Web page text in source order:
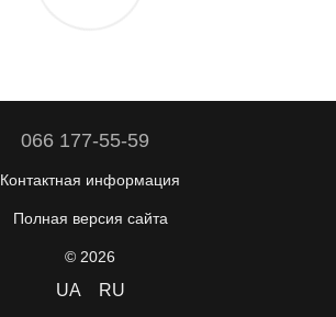
066 177-55-59
Контактная информация
Полная версия сайта
© 2026
UA RU